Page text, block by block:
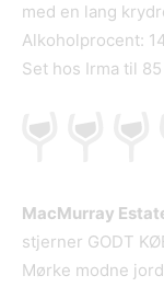
med en lang
Alkoholprocent:
Set hos Irma til
MacMurray
stjerner GODT
Mørke modne